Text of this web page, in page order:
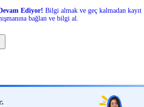
Ediyor! Bilgi almak ve geç kalmadan kayıt
bağlan ve bilgi al.